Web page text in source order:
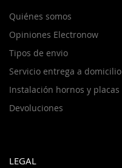
Quiénes somos
Opiniones Electronow
Tipos de envio
Servicio entrega a domicilio
Instalación hornos y placas
Devoluciones
LEGAL